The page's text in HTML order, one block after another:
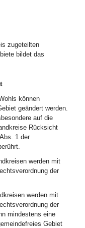
zugeteilten
bildet das
können
geändert werden.
auf die
Rücksicht
1 der
werden mit
der
werden mit
der
mindestens eine
Gebiet